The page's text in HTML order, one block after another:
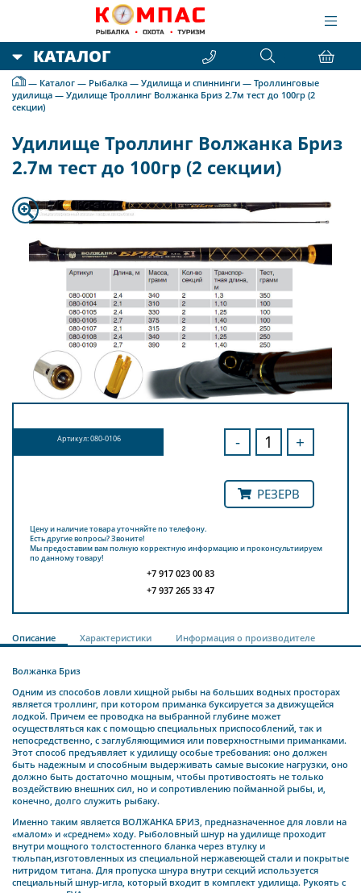
КАТАЛОГ
— Каталог — Рыбалка — Удилища и спиннинги — Троллинговые
удилища — Удилище Троллинг Волжанка Бриз 2.7м тест до 100гр (2
секции)
Удилище Троллинг Волжанка Бриз
2.7м тест до 100гр (2 секции)
Артикул: 080-0106 - +
РЕЗЕРВ
Цену и наличие товара уточняйте по телефону.
Есть другие вопросы? Звоните!
Мы предоставим вам полную корректную информацию и проконсультиируем
по данному товару!
+7 917 023 00 83
+7 937 265 33 47
Описание Характеристики Информация о производителе
Волжанка Бриз
Одним из способов ловли хищной рыбы на больших водных просторах
является троллинг, при котором приманка буксируется за движущейся
лодкой. Причем ее проводка на выбранной глубине может
осуществляться как с помощью специальных приспособлений, так и
непосредственно, с заглубляющимися или поверхностными приманками.
Этот способ предъявляет к удилищу особые требования: оно должен
быть надежным и способным выдерживать самые высокие нагрузки, оно
должно быть достаточно мощным, чтобы противостоять не только
воздействию внешних сил, но и сопротивлению пойманной рыбы, и,
конечно, долго служить рыбаку.
Именно таким является ВОЛЖАНКА БРИЗ, предназначенное для ловли на
«малом» и «среднем» ходу. Рыболовный шнур на удилище проходит
внутри мощного толстостенного бланка через втулку и
тюльпан,изготовленных из специальной нержавеющей стали и покрытые
нитридом титана. Для пропуска шнура внутри секций используется
специальный шнур-игла, который входит в комплект удилища. Рукоять с